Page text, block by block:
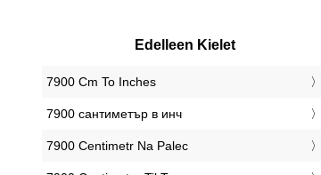
Edelleen Kielet
‎7900 Cm To Inches
‎7900 сантиметър в инч
‎7900 Centimetr Na Palec